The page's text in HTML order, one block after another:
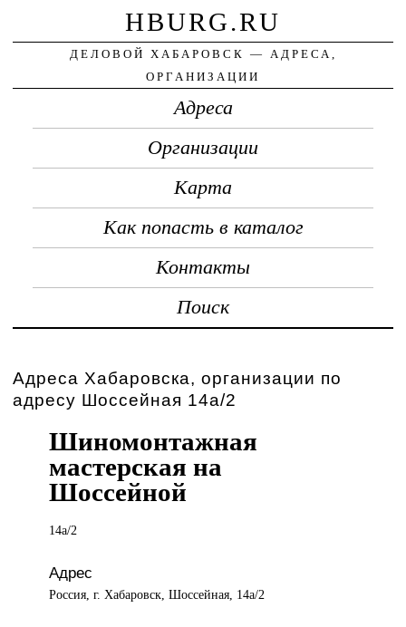
HBURG.RU
ДЕЛОВОЙ ХАБАРОВСК — АДРЕСА,
ОРГАНИЗАЦИИ
Адреса
Организации
Карта
Как попасть в каталог
Контакты
Поиск
Адреса Хабаровска, организации по
адресу Шоссейная 14а/2
Шиномонтажная
мастерская на
Шоссейной
14а/2
Адрес
Россия, г. Хабаровск, Шоссейная, 14а/2